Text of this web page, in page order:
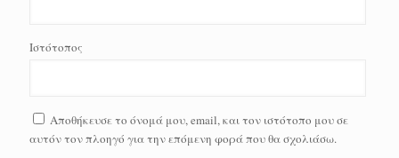
Ιστότοπος
Αποθήκευσε το όνομά μου, email, και τον ιστότοπο μου σε
αυτόν τον πλοηγό για την επόμενη φορά που θα σχολιάσω.